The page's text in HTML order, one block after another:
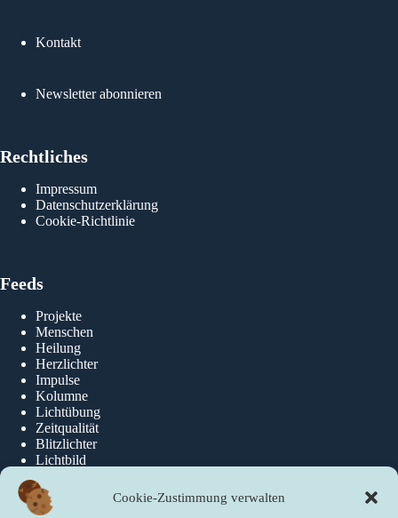
Cookie-Zustimmung verwalten
Kontakt
Newsletter abonnieren
Rechtliches
Impressum
Datenschutzerklärung
Cookie-Richtlinie
Feeds
Projekte
Menschen
Heilung
Herzlichter
Impulse
Kolumne
Lichtübung
Zeitqualität
Blitzlichter
Lichtbild